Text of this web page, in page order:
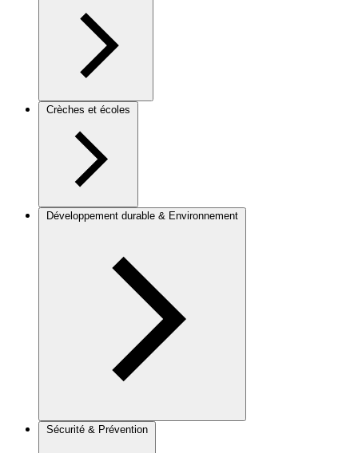
Crèches et écoles
Développement durable & Environnement
Sécurité & Prévention